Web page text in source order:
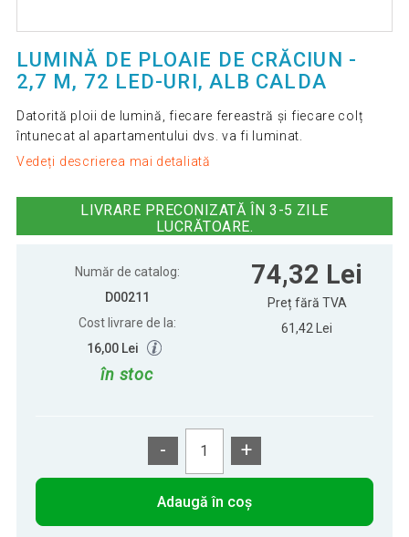
LUMINĂ DE PLOAIE DE CRĂCIUN -
2,7 M, 72 LED-URI, ALB CALDA
Datorită ploii de lumină, fiecare fereastră și fiecare colț
întunecat al apartamentului dvs. va fi luminat.
Vedeți descrierea mai detaliată
LIVRARE PRECONIZATĂ ÎN 3-5 ZILE
LUCRĂTOARE.
Număr de catalog:
D00211
Cost livrare de la:
16,00 Lei
în stoc
74,32 Lei
Preț fără TVA
61,42 Lei
- +
Adaugă în coș